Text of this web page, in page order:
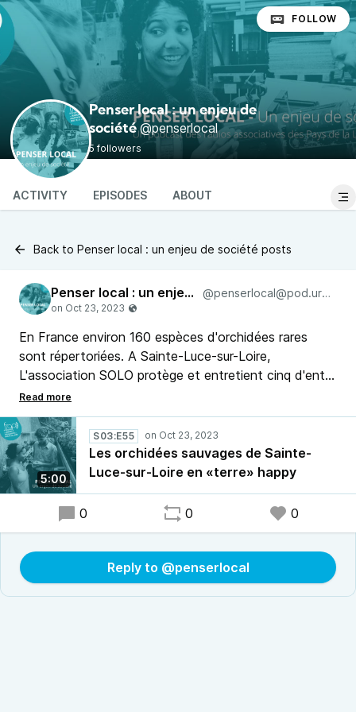
Penser local : un enjeu de
société @penserlocal
5 followers
FOLLOW
ACTIVITY EPISODES ABOUT
Back to Penser local : un enjeu de société posts
Penser local : un enjeu de société @penserlocal@pod.urban-radio.com
En France environ 160 espèces d'orchidées rares
sont répertoriées. A Sainte-Luce-sur-Loire,
L'association SOLO protège et entretient cinq d'entre
elles qui «co-habitent» sur un terrain de 37000 m².
Reportage mené par Alternantes.
5:00
S03:E55
Les orchidées sauvages de Sainte-
Luce-sur-Loire en «terre» happy
0 0 0
Reply to @penserlocal